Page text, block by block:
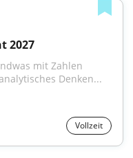
2027
mit Zahlen
Denken...
Vollzeit